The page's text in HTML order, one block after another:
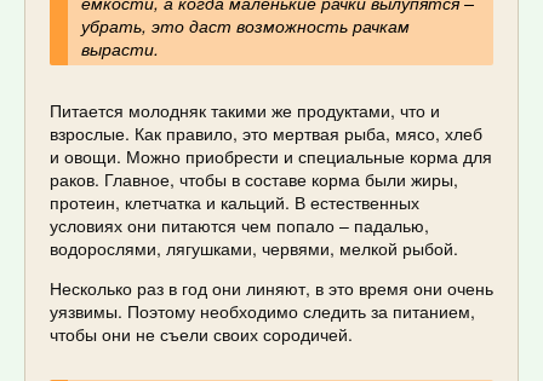
убрать, это даст возможность рачкам
вырасти.
Питается молодняк такими же продуктами, что и
взрослые. Как правило, это мертвая рыба, мясо, хлеб
и овощи. Можно приобрести и специальные корма для
раков. Главное, чтобы в составе корма были жиры,
протеин, клетчатка и кальций. В естественных
условиях они питаются чем попало – падалью,
водорослями, лягушками, червями, мелкой рыбой.
Несколько раз в год они линяют, в это время они очень
уязвимы. Поэтому необходимо следить за питанием,
чтобы они не съели своих сородичей.